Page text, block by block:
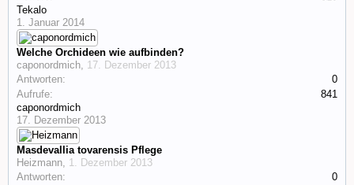
Tekalo
1. Januar 2014
Welche Orchideen wie aufbinden?
caponordmich, 17. Dezember 2013
Antworten:
0
Aufrufe:
841
caponordmich
17. Dezember 2013
Masdevallia tovarensis Pflege
Heizmann, 1. Dezember 2013
Antworten:
0